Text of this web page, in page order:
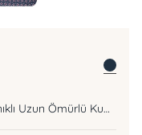
Nefes Alan Pamuk Kalitesi ve Dayanıklı Uzun Ömürlü Kumaş